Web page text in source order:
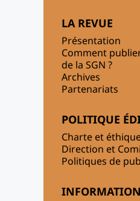
LA REVUE
Présentation
Comment
de la SGN ?
Archives
Partenariats
POLITIQUE
Charte et
Direction et
Politiques de